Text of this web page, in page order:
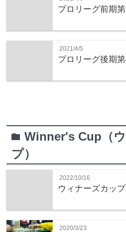
プロリーグ前期
2021/4/5
プロリーグ後期
folderWinner's Cup（
プ）
2022/10/16
ウィナーズカッ
2020/3/23